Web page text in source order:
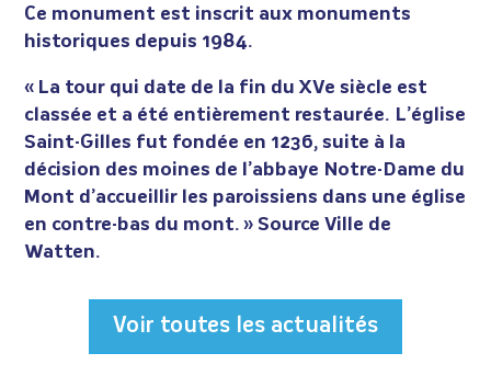
Ce monument est inscrit aux monuments
historiques depuis 1984.
« La tour qui date de la fin du XVe siècle est
classée et a été entièrement restaurée. L’église
Saint-Gilles fut fondée en 1236, suite à la
décision des moines de l’abbaye Notre-Dame du
Mont d’accueillir les paroissiens dans une église
en contre-bas du mont. » Source Ville de
Watten.
Voir toutes les actualités